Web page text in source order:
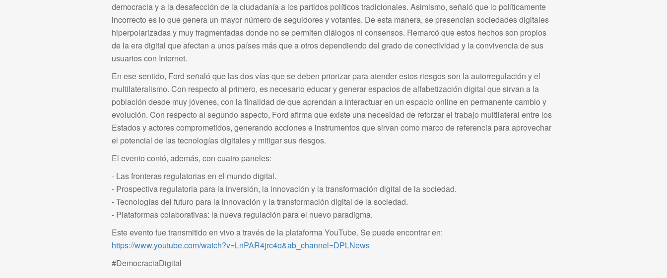
democracia y a la desafección de la ciudadanía a los partidos políticos tradicionales. Asimismo, señaló que lo políticamente
incorrecto es lo que genera un mayor número de seguidores y votantes. De esta manera, se presencian sociedades digitales
hiperpolarizadas y muy fragmentadas donde no se permiten diálogos ni consensos. Remarcó que estos hechos son propios
de la era digital que afectan a unos países más que a otros dependiendo del grado de conectividad y la convivencia de sus
usuarios con Internet.
En ese sentido, Ford señaló que las dos vías que se deben priorizar para atender estos riesgos son la autorregulación y el
multilateralismo. Con respecto al primero, es necesario educar y generar espacios de alfabetización digital que sirvan a la
población desde muy jóvenes, con la finalidad de que aprendan a interactuar en un espacio online en permanente cambio y
evolución. Con respecto al segundo aspecto, Ford afirma que existe una necesidad de reforzar el trabajo multilateral entre los
Estados y actores comprometidos, generando acciones e instrumentos que sirvan como marco de referencia para aprovechar
el potencial de las tecnologías digitales y mitigar sus riesgos.
El evento contó, además, con cuatro paneles:
- Las fronteras regulatorias en el mundo digital.
- Prospectiva regulatoria para la inversión, la innovación y la transformación digital de la sociedad.
- Tecnologías del futuro para la innovación y la transformación digital de la sociedad.
- Plataformas colaborativas: la nueva regulación para el nuevo paradigma.
Este evento fue transmitido en vivo a través de la plataforma YouTube. Se puede encontrar en:
https://www.youtube.com/watch?v=LnPAR4jrc4o&ab_channel=DPLNews
#DemocraciaDigital